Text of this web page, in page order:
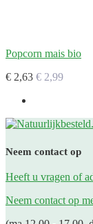
Popcorn mais bio
€ 2,63 € 2,99
Neem contact op
Heeft u vragen of
Neem contact op